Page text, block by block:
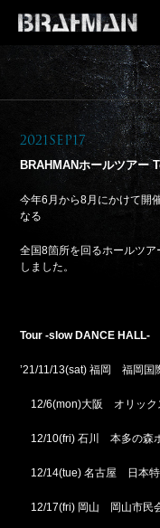
2021Sep17
BRAHMANホールツアー
今年6月から8月にかけて開
なる
全国8箇所を回るホールツ
しました。
Tour -slow DANCE HALL-
’21/11/13(sat) 福岡 福岡国
12/6(mon)大阪 オリック
12/10(fri) 石川 本多の森
12/14(tue) 名古屋 日本特
12/17(fri) 岡山 岡山市民